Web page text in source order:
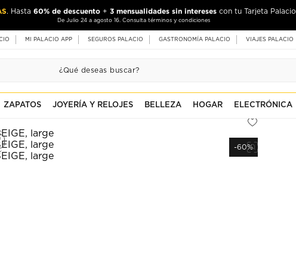
. Hasta 60% de descuento + 3 mensualidades sin intereses con tu Tarjeta Palacio
De Julio 24 a agosto 16. Consulta términos y condiciones
MI PALACIO APP SEGUROS PALACIO GASTRONOMÍA PALACIO VIAJES PALACIO
ZAPATOS JOYERÍA Y RELOJES BELLEZA HOGAR ELECTRÓNICA
-60%